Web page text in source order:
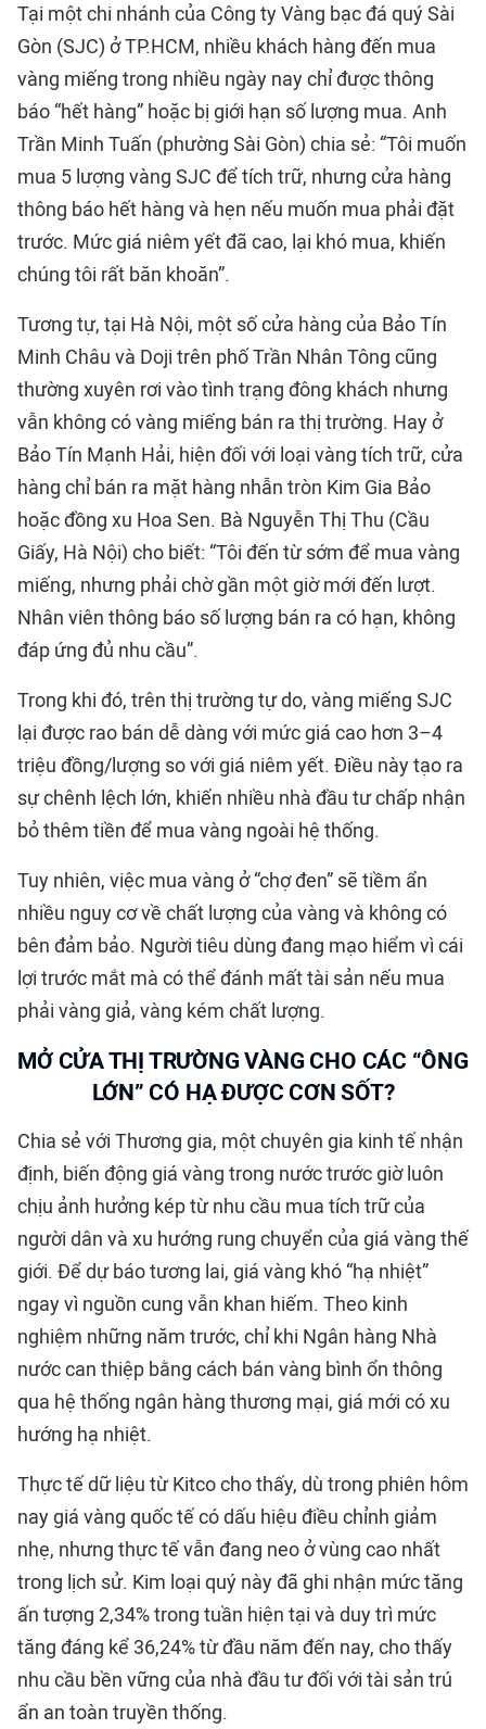
Tại một chi nhánh của Công ty Vàng bạc đá quý Sài
Gòn (SJC) ở TP.HCM, nhiều khách hàng đến mua
vàng miếng trong nhiều ngày nay chỉ được thông
báo “hết hàng” hoặc bị giới hạn số lượng mua. Anh
Trần Minh Tuấn (phường Sài Gòn) chia sẻ: “Tôi muốn
mua 5 lượng vàng SJC để tích trữ, nhưng cửa hàng
thông báo hết hàng và hẹn nếu muốn mua phải đặt
trước. Mức giá niêm yết đã cao, lại khó mua, khiến
chúng tôi rất băn khoăn”.
Tương tự, tại Hà Nội, một số cửa hàng của Bảo Tín
Minh Châu và Doji trên phố Trần Nhân Tông cũng
thường xuyên rơi vào tình trạng đông khách nhưng
vẫn không có vàng miếng bán ra thị trường. Hay ở
Bảo Tín Mạnh Hải, hiện đối với loại vàng tích trữ, cửa
hàng chỉ bán ra mặt hàng nhẫn tròn Kim Gia Bảo
hoặc đồng xu Hoa Sen. Bà Nguyễn Thị Thu (Cầu
Giấy, Hà Nội) cho biết: “Tôi đến từ sớm để mua vàng
miếng, nhưng phải chờ gần một giờ mới đến lượt.
Nhân viên thông báo số lượng bán ra có hạn, không
đáp ứng đủ nhu cầu”.
Trong khi đó, trên thị trường tự do, vàng miếng SJC
lại được rao bán dễ dàng với mức giá cao hơn 3–4
triệu đồng/lượng so với giá niêm yết. Điều này tạo ra
sự chênh lệch lớn, khiến nhiều nhà đầu tư chấp nhận
bỏ thêm tiền để mua vàng ngoài hệ thống.
Tuy nhiên, việc mua vàng ở “chợ đen” sẽ tiềm ẩn
nhiều nguy cơ về chất lượng của vàng và không có
bên đảm bảo. Người tiêu dùng đang mạo hiểm vì cái
lợi trước mắt mà có thể đánh mất tài sản nếu mua
phải vàng giả, vàng kém chất lượng.
MỞ CỬA THỊ TRƯỜNG VÀNG CHO CÁC “ÔNG
LỚN” CÓ HẠ ĐƯỢC CƠN SỐT?
Chia sẻ với Thương gia, một chuyên gia kinh tế nhận
định, biến động giá vàng trong nước trước giờ luôn
chịu ảnh hưởng kép từ nhu cầu mua tích trữ của
người dân và xu hướng rung chuyển của giá vàng thế
giới. Để dự báo tương lai, giá vàng khó “hạ nhiệt”
ngay vì nguồn cung vẫn khan hiếm. Theo kinh
nghiệm những năm trước, chỉ khi Ngân hàng Nhà
nước can thiệp bằng cách bán vàng bình ổn thông
qua hệ thống ngân hàng thương mại, giá mới có xu
hướng hạ nhiệt.
Thực tế dữ liệu từ Kitco cho thấy, dù trong phiên hôm
nay giá vàng quốc tế có dấu hiệu điều chỉnh giảm
nhẹ, nhưng thực tế vẫn đang neo ở vùng cao nhất
trong lịch sử. Kim loại quý này đã ghi nhận mức tăng
ấn tượng 2,34% trong tuần hiện tại và duy trì mức
tăng đáng kể 36,24% từ đầu năm đến nay, cho thấy
nhu cầu bền vững của nhà đầu tư đối với tài sản trú
ẩn an toàn truyền thống.